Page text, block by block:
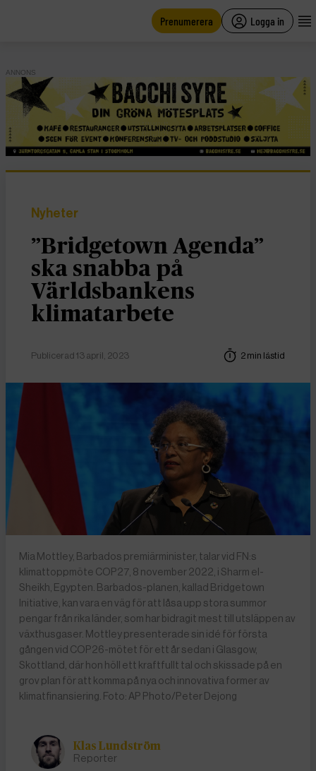
Prenumerera Logga in
ANNONS
Nyheter
”Bridgetown Agenda”
ska snabba på
Världsbankens
klimatarbete
Publicerad 13 april, 2023 2 min lästid
Mia Mottley, Barbados premiärminister, talar vid FN:s
klimattoppmöte COP27, 8 november 2022, i Sharm el-
Sheikh, Egypten. Barbados-planen, kallad Bridgetown
Initiative, kan vara en väg för att låsa upp stora summor
pengar från rika länder, som har bidragit mest till utsläppen av
växthusgaser. Mottley presenterade sin idé för första
gången vid COP26-mötet för ett år sedan i Glasgow,
Skottland, där hon höll ett kraftfullt tal och skissade på en
grov plan för att komma på nya och innovativa former av
klimatfinansiering. Foto: AP Photo/Peter Dejong
Klas Lundström
Reporter